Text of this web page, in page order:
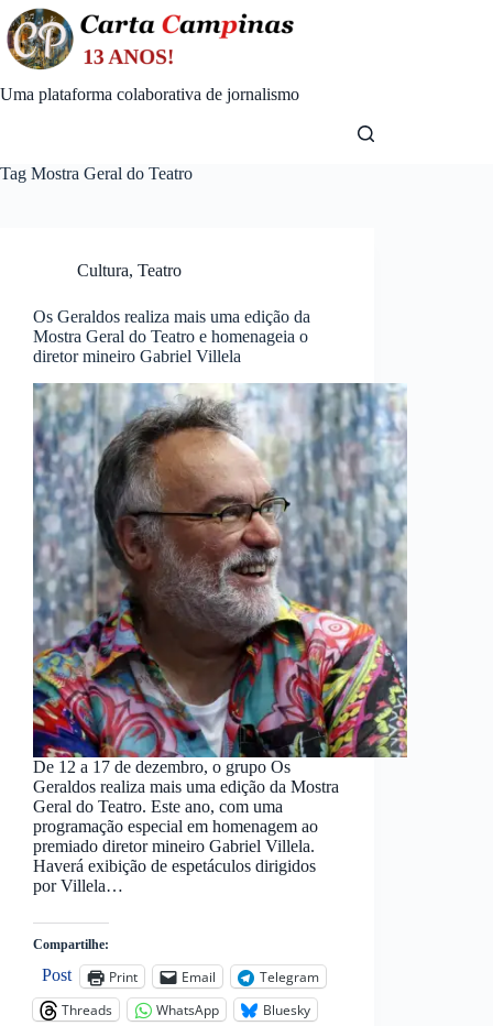
Skip
to
content
Uma plataforma colaborativa de jornalismo
Tag Mostra Geral do Teatro
Cultura, Teatro
Os Geraldos realiza mais uma edição da
Mostra Geral do Teatro e homenageia o
diretor mineiro Gabriel Villela
De 12 a 17 de dezembro, o grupo Os
Geraldos realiza mais uma edição da Mostra
Geral do Teatro. Este ano, com uma
programação especial em homenagem ao
premiado diretor mineiro Gabriel Villela.
Haverá exibição de espetáculos dirigidos
por Villela…
Compartilhe:
Post Print Email
Telegram
Threads
WhatsApp
Bluesky